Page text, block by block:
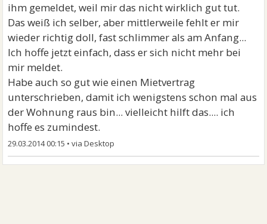
ihm gemeldet, weil mir das nicht wirklich gut tut.
Das weiß ich selber, aber mittlerweile fehlt er mir
wieder richtig doll, fast schlimmer als am Anfang...
Ich hoffe jetzt einfach, dass er sich nicht mehr bei
mir meldet.
Habe auch so gut wie einen Mietvertrag
unterschrieben, damit ich wenigstens schon mal aus
der Wohnung raus bin... vielleicht hilft das.... ich
hoffe es zumindest.
29.03.2014 00:15 •